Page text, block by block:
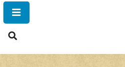
Button